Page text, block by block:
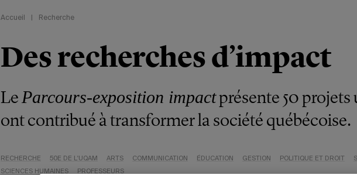
Accueil Recherche
Des recherches d’impact
Le Parcours-exposition impactprésente 50
ont contribué à transformer la société québécoise.
RECHERCHE 50E DE L'UQAM ARTS COMMUNICATION ÉDUCATION GESTION POLITIQUE ET DROIT
SCIENCES HUMAINES
PROFESSEURS